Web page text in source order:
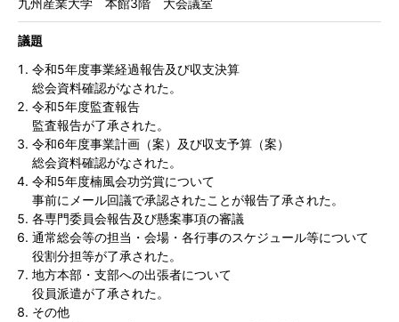
九州産業大学 本館3階 大会議室
議題
令和5年度事業経過報告及び収支決算
総会資料確認がなされた。
令和5年度監査報告
監査報告が了承された。
令和6年度事業計画（案）及び収支予算（案）
総会資料確認がなされた。
令和5年度楠風会功労賞について
事前にメール回議で承認されたことが報告了承された。
各専門委員会報告及び懸案事項の審議
通常総会等の担当・会場・各行事のスケジュール等について
役割分担等が了承された。
地方本部・支部への出張者について
役員派遣が了承された。
その他